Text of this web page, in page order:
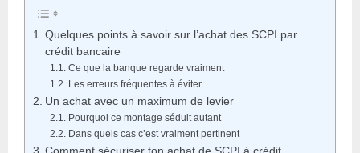
Quelques points à savoir sur l’achat des SCPI par
crédit bancaire
Ce que la banque regarde vraiment
Les erreurs fréquentes à éviter
Un achat avec un maximum de levier
Pourquoi ce montage séduit autant
Dans quels cas c’est vraiment pertinent